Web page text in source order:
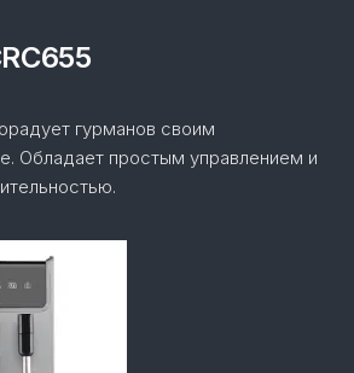
гурманов своим
Обладает простым управлением и